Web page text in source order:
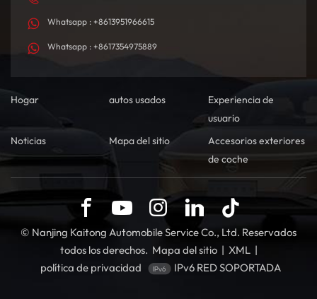
Whatsapp : +8613951966615
Whatsapp : +8617354975889
Hogar autos usados
Experiencia de
usuario
Noticias
Mapa del sitio
Accesorios exteriores
de coche
© Nanjing Kaitong Automobile Service Co., Ltd. Reservados
todos los derechos. Mapa del sitio | XML |
política de privacidad
IPv6 RED SOPORTADA